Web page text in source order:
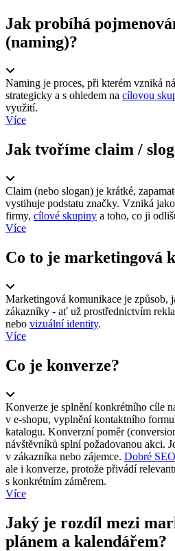
Jak probíhá
(naming)?
Naming je proces, při kterém vzniká
strategicky a s ohledem na cílovou
využití.
Více
Jak tvoříme claim /
Claim (nebo slogan) je krátké,
vystihuje podstatu značky. Vzniká
firmy, cílové skupiny a toho, co ji
Více
Co to je marketingová
Marketingová komunikace je způsob,
zákazníky - ať už prostřednictvím
nebo vizuální identity.
Více
Co je konverze?
Konverze je splnění konkrétního cíle
v e-shopu, vyplnění kontaktního
katalogu. Konverzní poměr
návštěvníků splní požadovanou akci.
v zákazníka nebo zájemce. Dobré SEO
ale i konverze, protože přivádí
s konkrétním záměrem.
Více
Jaký je rozdíl mezi
plánem a kalendářem?